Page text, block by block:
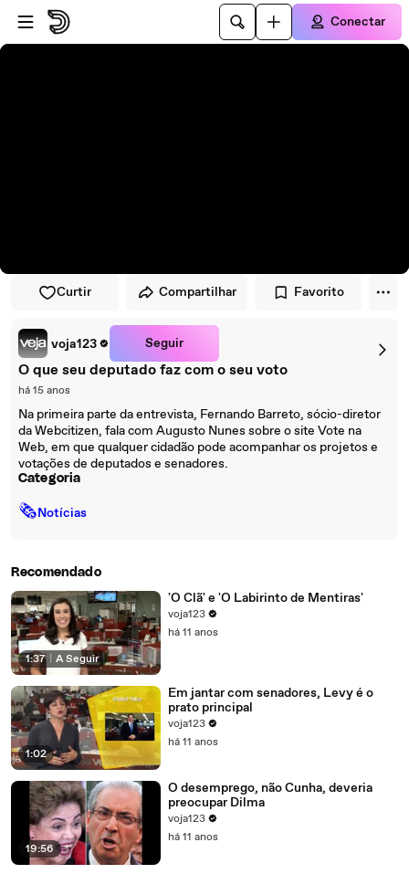
Pular para o player
Ir para o conteúdo principal
Conectar
Curtir Compartilhar Favorito
voja123 Seguir
O que seu deputado faz com o seu voto
há 15 anos
Na primeira parte da entrevista, Fernando Barreto, sócio-diretor
da Webcitizen, fala com Augusto Nunes sobre o site Vote na
Web, em que qualquer cidadão pode acompanhar os projetos e
votações de deputados e senadores.
Categoria
🗞Notícias
Recomendado
1:37 A Seguir
'O Clã' e 'O Labirinto de Mentiras'
voja123
há 11 anos
1:02
Em jantar com senadores, Levy é o
prato principal
voja123
há 11 anos
19:56
O desemprego, não Cunha, deveria
preocupar Dilma
voja123
há 11 anos